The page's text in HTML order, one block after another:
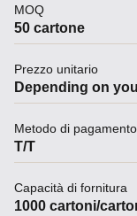
MOQ
50 cartone
Prezzo unitario
Depending on
Metodo di pagamento
T/T
Capacità di fornitura
1000 cartoni/